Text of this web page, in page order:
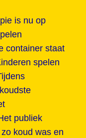
is nu op
container staat
spelen
publiek
koud was en